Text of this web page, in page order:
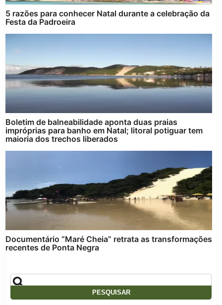
5 razões para conhecer Natal durante a celebração da
Festa da Padroeira
Boletim de balneabilidade aponta duas praias
impróprias para banho em Natal; litoral potiguar tem
maioria dos trechos liberados
Documentário “Maré Cheia” retrata as transformações
recentes de Ponta Negra